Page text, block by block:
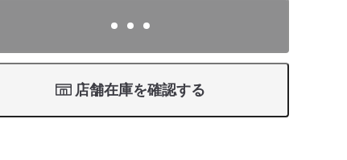
店舗在庫を確認する